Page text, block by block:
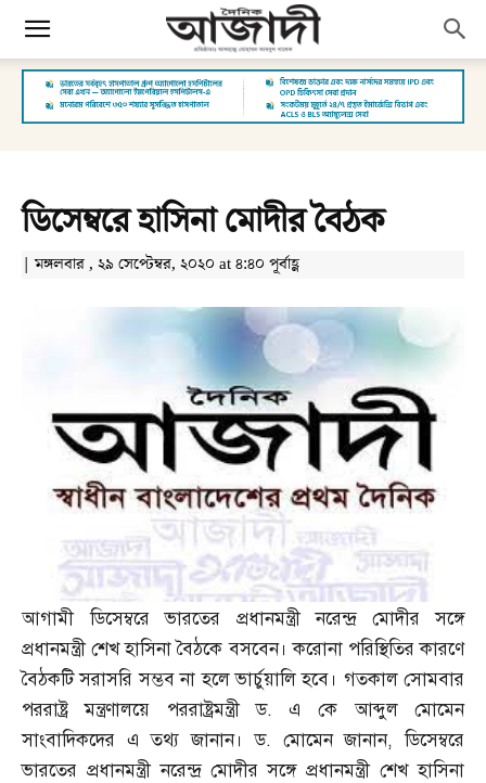
ডিসেম্বরে হাসিনা মোদীর বৈঠক
| মঙ্গলবার , ২৯ সেপ্টেম্বর, ২০২০ at ৪:৪০ পূর্বাহ্ণ
আগামী ডিসেম্বরে ভারতের প্রধানমন্ত্রী নরেন্দ্র মোদীর সঙ্গে
প্রধানমন্ত্রী শেখ হাসিনা বৈঠকে বসবেন। করোনা পরিস্থিতির কারণে
বৈঠকটি সরাসরি সম্ভব না হলে ভার্চুয়ালি হবে। গতকাল সোমবার
পররাষ্ট্র মন্ত্রণালয়ে পররাষ্ট্রমন্ত্রী ড.এ কে আব্দুল মোমেন
সাংবাদিকদের এ তথ্য জানান। ড. মোমেন জানান,ডিসেম্বরে
ভারতের প্রধানমন্ত্রী নরেন্দ্র মোদীর সঙ্গে প্রধানমন্ত্রী শেখ হাসিনা